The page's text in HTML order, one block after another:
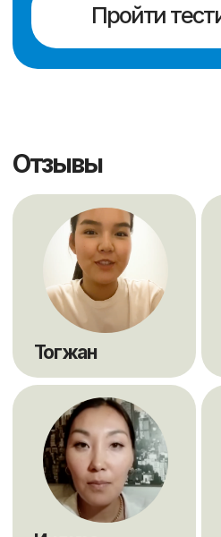
® "Scholarships" Свидетельство на товарный знак
№74549 от РГП «Национальный институт
интеллектуальной собственности» МЮ РК г.
Астана